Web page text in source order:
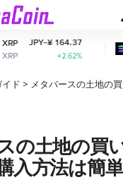
¥ 164.37
イド > メタバースの土地の
の土地の買
入方法は簡